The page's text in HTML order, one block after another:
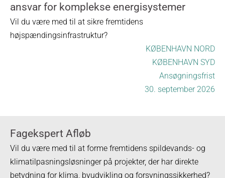
ansvar for komplekse energisystemer
Vil du være med til at sikre fremtidens
højspændingsinfrastruktur?
KØBENHAVN NORD
KØBENHAVN SYD
Ansøgningsfrist
30. september 2026
Fagekspert Afløb
Vil du være med til at forme fremtidens spildevands- og
klimatilpasningsløsninger på projekter, der har direkte
betydning for klima, byudvikling og forsyningssikkerhed?